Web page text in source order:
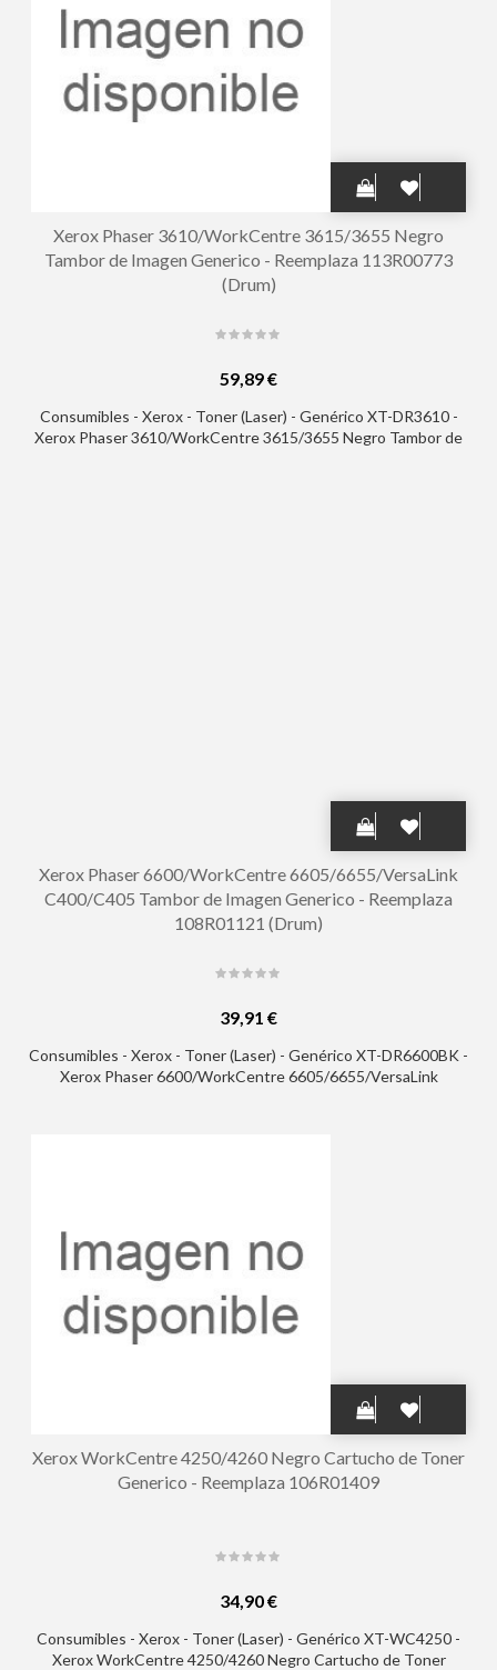
Xerox Phaser 3610/WorkCentre 3615/3655 Negro
Tambor de Imagen Generico - Reemplaza 113R00773
(Drum)
59,89 €
Consumibles - Xerox - Toner (Laser) - Genérico XT-DR3610 -
Xerox Phaser 3610/WorkCentre 3615/3655 Negro Tambor de
Xerox Phaser 6600/WorkCentre 6605/6655/VersaLink
C400/C405 Tambor de Imagen Generico - Reemplaza
108R01121 (Drum)
39,91 €
Consumibles - Xerox - Toner (Laser) - Genérico XT-DR6600BK -
Xerox Phaser 6600/WorkCentre 6605/6655/VersaLink
Xerox WorkCentre 4250/4260 Negro Cartucho de Toner
Generico - Reemplaza 106R01409
34,90 €
Consumibles - Xerox - Toner (Laser) - Genérico XT-WC4250 -
Xerox WorkCentre 4250/4260 Negro Cartucho de Toner